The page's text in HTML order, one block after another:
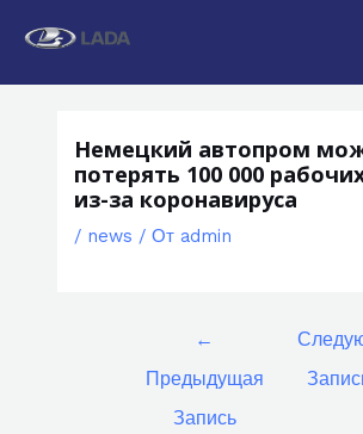
Немецкий автопром
потерять 100 000
из-за коронавируса
/ news / От admin
←
Предыдущая
Запись